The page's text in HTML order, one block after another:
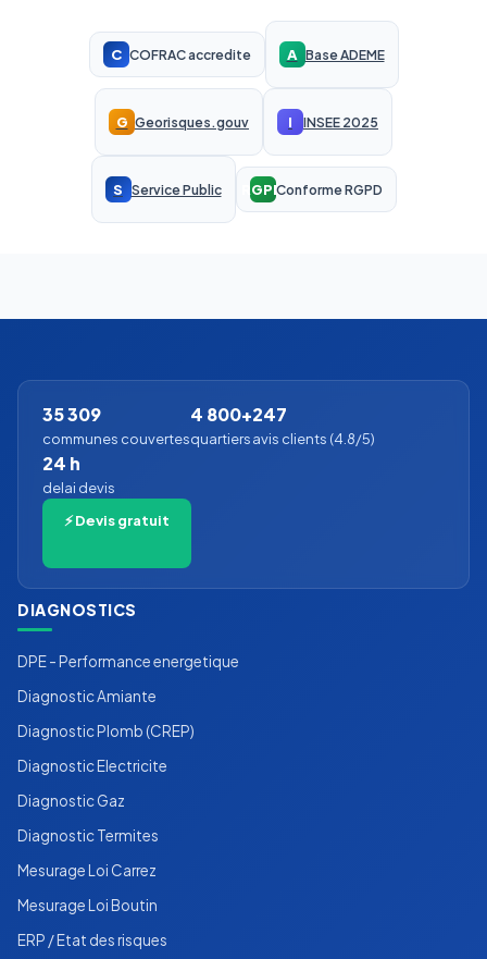
C COFRAC accredite A Base ADEME
G Georisques.gouv I INSEE 2025
S Service Public RGPDConforme RGPD
35 309
communes couvertes
4 800+
quartiers
247
avis clients (4.8/5)
24 h
delai devis
⚡ Devis gratuit
DIAGNOSTICS
DPE - Performance energetique
Diagnostic Amiante
Diagnostic Plomb (CREP)
Diagnostic Electricite
Diagnostic Gaz
Diagnostic Termites
Mesurage Loi Carrez
Mesurage Loi Boutin
ERP / Etat des risques